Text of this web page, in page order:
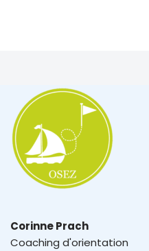
Corinne Prach
Coaching d'orientation